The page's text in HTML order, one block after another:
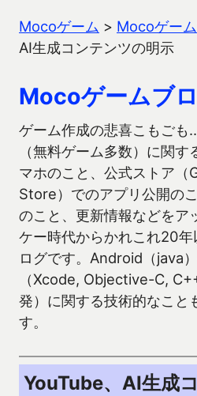
Mocoゲーム > Mocoゲー
AI生成コンテンツの明示
Mocoゲームブ
ゲーム作成の悲喜こもごも
（無料ゲーム多数）に関
マホのこと、公式ストア
Store）でのアプリ公開の
のこと、更新情報などをア
ケー時代からかれこれ20
ログです。Android（java
（Xcode, Objective-C,
発）に関する技術的なこと
す。
YouTube、AI生成